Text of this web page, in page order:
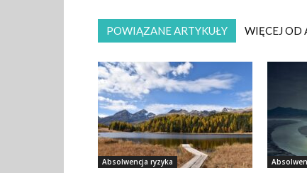
POWIĄZANE ARTYKUŁY WIĘCEJ OD
Absolwencja ryzyka